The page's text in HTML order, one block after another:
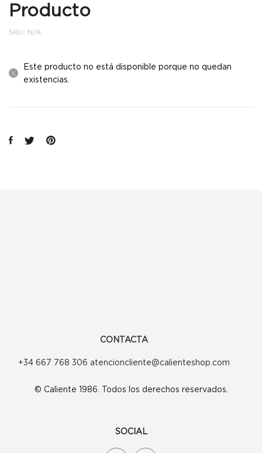
Producto
SKU: N/A
Este producto no está disponible porque no quedan
existencias.
CONTACTA
+34 667 768 306 atencioncliente@calienteshop.com
© Caliente 1986. Todos los derechos reservados.
SOCIAL